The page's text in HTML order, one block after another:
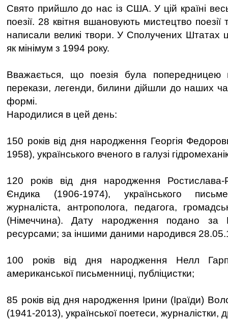
Свято прийшло до нас із США. У цій країні
поезії. 28 квітня вшановують мистецтво поезії
написали великі твори. У Сполучених Штатах
як мінімум з 1994 року.
Вважається, що поезія була попередницею
перекази, легенди, билини дійшли до наших
формі.
Народилися в цей день:
150 років від дня народження Георгія
1958), українського вченого в галузі
120 років від дня народження
Єндика (1906-1974), українського
журналіста, антрополога, педагога,
(Німеччина). Дату народження подано за
ресурсами; за іншими даними народився
100 років від дня народження Нелл
американської письменниці, публіцистки;
85 років від дня народження Ірини (Іраїди)
(1941-2013), української поетеси,